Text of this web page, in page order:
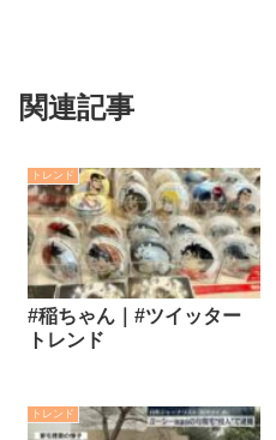
関連記事
トレンド
#稲ちゃん｜#ツイッター
トレンド
トレンド